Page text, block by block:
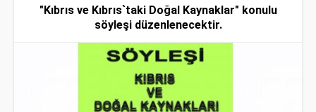
"Kıbrıs ve Kıbrıs`taki Doğal Kaynaklar" konulu
söyleşi düzenlenecektir.